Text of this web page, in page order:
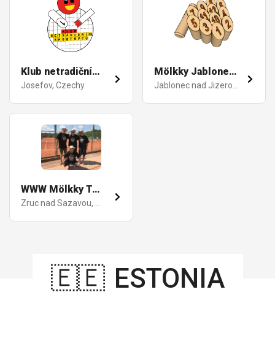
Klub netradičních sportovců
Josefov, Czechy
Mölkky Jablonec nad Jizerou
Jablonec nad Jizerou, Czechy
WWW Mölkky Team
🇪🇪 ESTONIA